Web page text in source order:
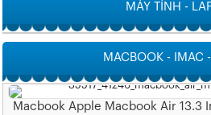
MÁY TÍNH -
MACBOOK - IMAC
Macbook Apple Macbook Air 13.3